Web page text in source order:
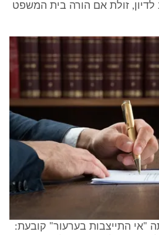
זולת אם הורה בית המשפט
שכותרתה "אי התייצבות בערעור" קובעת: